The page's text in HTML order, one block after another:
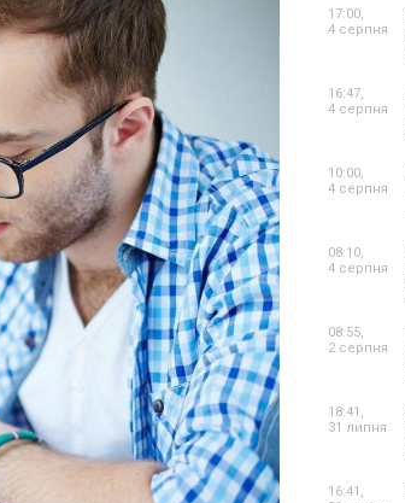
17:00,
4 серпня
16:47,
4 серпня
10:00,
4 серпня
08:10,
4 серпня
08:55,
2 серпня
18:41,
31 липня
16:41,